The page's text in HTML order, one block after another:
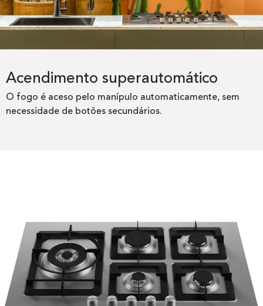
Acendimento superautomático
O fogo é aceso pelo manípulo automaticamente, sem
necessidade de botões secundários.